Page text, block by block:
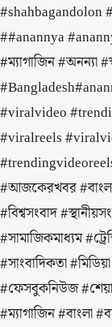
#shahbagandolon
##anannya
#ম্যাগাজিন #অনন্যা
#viralvideo
#viralreels
#আজকেরখবর
#বিশ্বসংবাদ
#সামাজিকমাধ্যম
#সাংবাদিকতা
#ফেসবুকনিউজ
#ম্যাগাজিন #বাংলা